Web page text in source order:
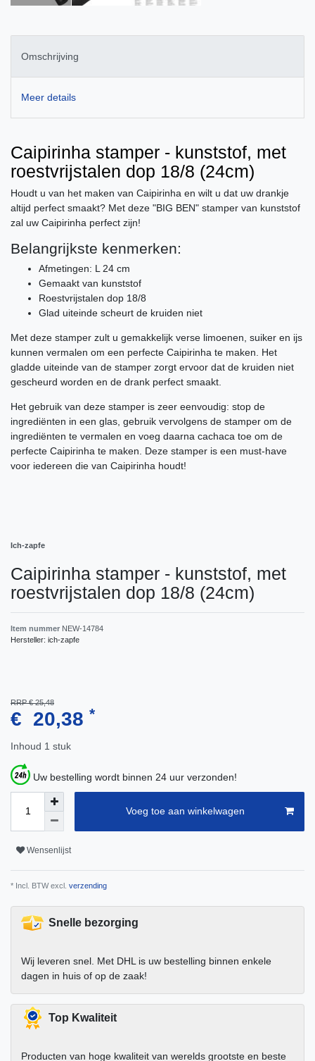
Omschrijving
Meer details
Caipirinha stamper - kunststof, met
roestvrijstalen dop 18/8 (24cm)
Houdt u van het maken van Caipirinha en wilt u dat uw drankje
altijd perfect smaakt? Met deze "BIG BEN" stamper van kunststof
zal uw Caipirinha perfect zijn!
Belangrijkste kenmerken:
Afmetingen: L 24 cm
Gemaakt van kunststof
Roestvrijstalen dop 18/8
Glad uiteinde scheurt de kruiden niet
Met deze stamper zult u gemakkelijk verse limoenen, suiker en ijs
kunnen vermalen om een perfecte Caipirinha te maken. Het
gladde uiteinde van de stamper zorgt ervoor dat de kruiden niet
gescheurd worden en de drank perfect smaakt.
Het gebruik van deze stamper is zeer eenvoudig: stop de
ingrediënten in een glas, gebruik vervolgens de stamper om de
ingrediënten te vermalen en voeg daarna cachaca toe om de
perfecte Caipirinha te maken. Deze stamper is een must-have
voor iedereen die van Caipirinha houdt!
Ich-zapfe
Caipirinha stamper - kunststof, met
roestvrijstalen dop 18/8 (24cm)
Item nummer NEW-14784
Hersteller: ich-zapfe
RRP € 25,48
€ 20,38 *
Inhoud 1 stuk
Uw bestelling wordt binnen 24 uur verzonden!
Voeg toe aan winkelwagen
Wensenlijst
* Incl. BTW excl. verzending
Snelle bezorging
Wij leveren snel. Met DHL is uw bestelling binnen enkele
dagen in huis of op de zaak!
Top Kwaliteit
Producten van hoge kwaliteit van werelds grootste en beste